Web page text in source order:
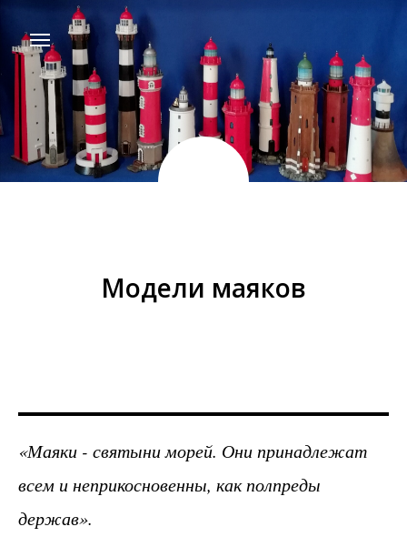
Модели маяков
«Маяки - святыни морей. Они принадлежат
всем и неприкосновенны, как полпреды
держав».